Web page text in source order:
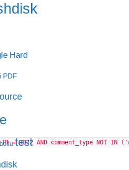
= 3072 AND comment_type
Hard
PDF
test